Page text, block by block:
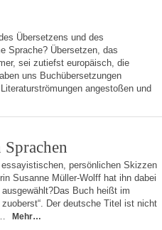
Übersetzens und des
Sprache? Übersetzen, das
sei zutiefst europäisch, die
uns Buchübersetzungen
angestoßen und
essayistischen, persönlichen Skizzen
Susanne Müller-Wolff hat ihn dabei
Buch heißt im
Der deutsche Titel ist nicht
Mehr…